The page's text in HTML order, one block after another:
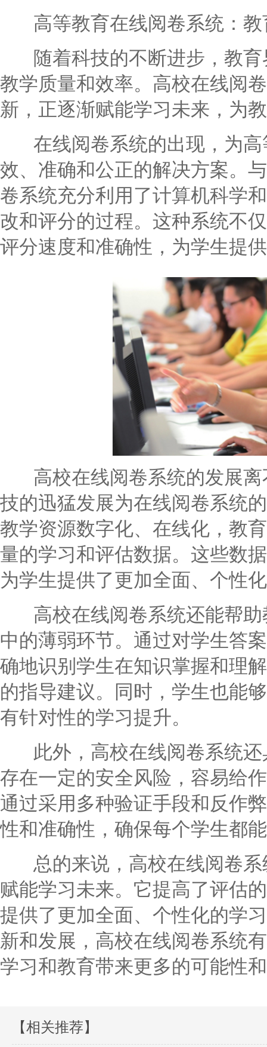
高等教育在线阅卷系统：教
随着科技的不断进步，教育
教学质量和效率。高校在线阅
新，正逐渐赋能学习未来，为
在线阅卷系统的出现，为高
效、准确和公正的解决方案。
卷系统充分利用了计算机科学
改和评分的过程。这种系统不
评分速度和准确性，为学生提
高校在线阅卷系统的发展离
技的迅猛发展为在线阅卷系统
教学资源数字化、在线化，教
量的学习和评估数据。这些数
为学生提供了更加全面、个性
高校在线阅卷系统还能帮助
中的薄弱环节。通过对学生答
确地识别学生在知识掌握和理
的指导建议。同时，学生也能
有针对性的学习提升。
此外，高校在线阅卷系统还
存在一定的安全风险，容易给
通过采用多种验证手段和反作
性和准确性，确保每个学生都
总的来说，高校在线阅卷系
赋能学习未来。它提高了评估
提供了更加全面、个性化的学
新和发展，高校在线阅卷系统
学习和教育带来更多的可能性
【相关推荐】